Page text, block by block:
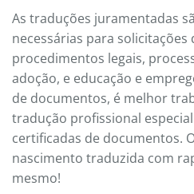
As traduções juramentadas
necessárias para solicitações
procedimentos legais,
adoção, e educação e
de documentos, é melhor
tradução profissional
certificadas de documentos.
nascimento traduzida com
mesmo!